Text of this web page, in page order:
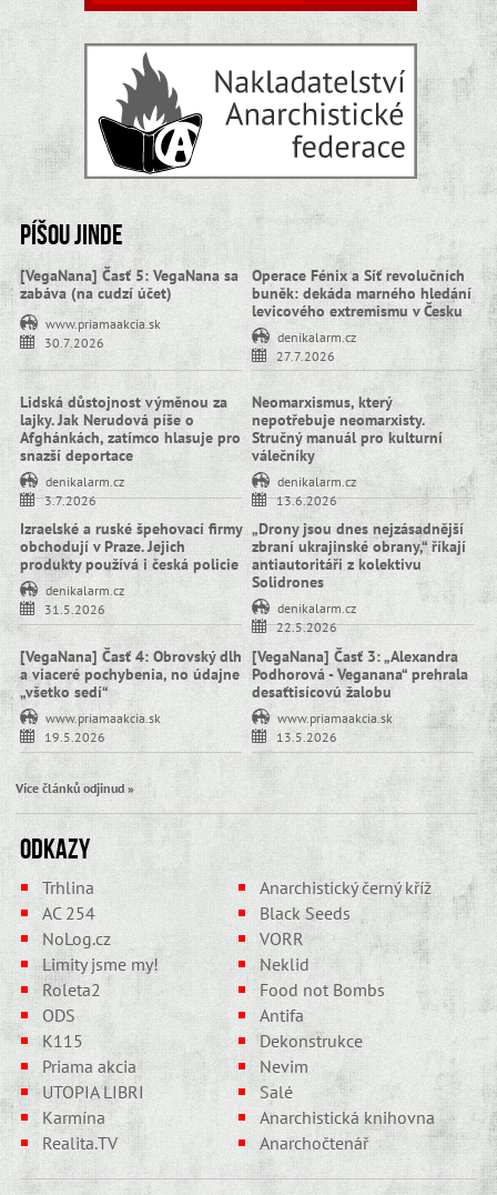
Píšou jinde
[VegaNana] Časť 5: VegaNana sa
zabáva (na cudzí účet)
www.priamaakcia.sk
30.7.2026
Operace Fénix a Síť revolučních
buněk: dekáda marného hledání
levicového extremismu v Česku
denikalarm.cz
27.7.2026
Lidská důstojnost výměnou za
lajky. Jak Nerudová píše o
Afghánkách, zatímco hlasuje pro
snazší deportace
denikalarm.cz
3.7.2026
Neomarxismus, který
nepotřebuje neomarxisty.
Stručný manuál pro kulturní
válečníky
denikalarm.cz
13.6.2026
Izraelské a ruské špehovací firmy
obchodují v Praze. Jejich
produkty používá i česká policie
denikalarm.cz
31.5.2026
„Drony jsou dnes nejzásadnější
zbraní ukrajinské obrany,“ říkají
antiautoritáři z kolektivu
Solidrones
denikalarm.cz
22.5.2026
[VegaNana] Časť 4: Obrovský dlh
a viaceré pochybenia, no údajne
„všetko sedí“
www.priamaakcia.sk
19.5.2026
[VegaNana] Časť 3: „Alexandra
Podhorová - Veganana“ prehrala
desaťtisícovú žalobu
www.priamaakcia.sk
13.5.2026
Více článků odjinud »
Odkazy
Trhlina
Anarchistický černý kříž
AC 254
Black Seeds
NoLog.cz
VORR
Limity jsme my!
Neklid
Roleta2
Food not Bombs
ODS
Antifa
K115
Dekonstrukce
Priama akcia
Nevim
UTOPIA LIBRI
Salé
Karmína
Anarchistická knihovna
Realita.TV
Anarchočtenář